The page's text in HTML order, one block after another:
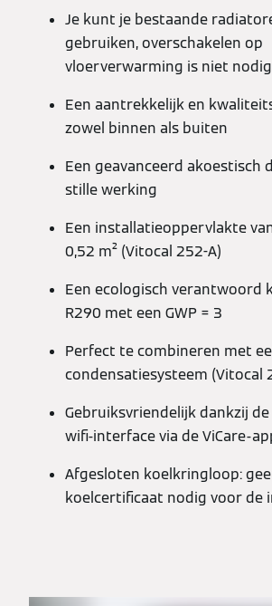
Je kunt je bestaande
gebruiken, overschakelen op
vloerverwarming is niet nodig
Een aantrekkelijk en
zowel binnen als buiten
Een geavanceerd akoestisch
stille werking
Een installatieoppervlakte
0,52 m² (Vitocal 252-A)
Een ecologisch verantwoord
R290 met een GWP = 3
Perfect te combineren met
condensatiesysteem (Vitocal
Gebruiksvriendelijk dankzij
wifi-interface via de ViCare-
Afgesloten koelkringloop:
koelcertificaat nodig voor de